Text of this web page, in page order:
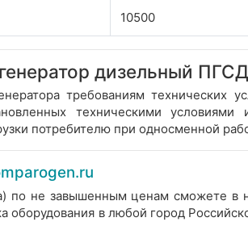
10500
дизельный
требованиям
техническими
потребителю при односменной
по не завышенным ценам сможете в
оборудования в любой город